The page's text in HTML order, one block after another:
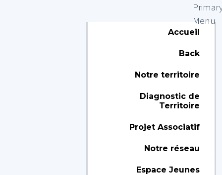
Menu
Accueil
Back
Notre territoire
Diagnostic de
Territoire
Projet Associatif
Notre réseau
Espace Jeunes